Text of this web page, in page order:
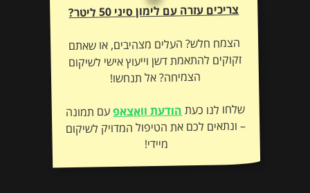
צריכים עזרה עם לימון סיני 50 ליטר?
הצמח חלש? העלים מצהיבים, או שאתם
זקוקים להתאמת דשן וייעוץ אישי לשיקום
הצמיחה? אל תנחשו!
שלחו לנו כעתהודעת וואצאפעם תמונה
– ונתאים לכם את הטיפול המדויק לשיקום
מיידי!